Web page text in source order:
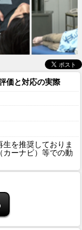
価と対応の実際
生を推奨しておりま
ーナビ）等での動